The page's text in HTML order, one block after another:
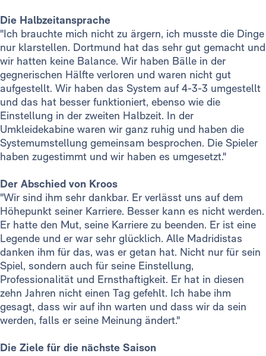
Die Halbzeitansprache
"Ich brauchte mich nicht zu ärgern, ich musste die Dinge
nur klarstellen. Dortmund hat das sehr gut gemacht und
wir hatten keine Balance. Wir haben Bälle in der
gegnerischen Hälfte verloren und waren nicht gut
aufgestellt. Wir haben das System auf 4-3-3 umgestellt
und das hat besser funktioniert, ebenso wie die
Einstellung in der zweiten Halbzeit. In der
Umkleidekabine waren wir ganz ruhig und haben die
Systemumstellung gemeinsam besprochen. Die Spieler
haben zugestimmt und wir haben es umgesetzt."
Der Abschied von Kroos
"Wir sind ihm sehr dankbar. Er verlässt uns auf dem
Höhepunkt seiner Karriere. Besser kann es nicht werden.
Er hatte den Mut, seine Karriere zu beenden. Er ist eine
Legende und er war sehr glücklich. Alle Madridistas
danken ihm für das, was er getan hat. Nicht nur für sein
Spiel, sondern auch für seine Einstellung,
Professionalität und Ernsthaftigkeit. Er hat in diesen
zehn Jahren nicht einen Tag gefehlt. Ich habe ihm
gesagt, dass wir auf ihn warten und dass wir da sein
werden, falls er seine Meinung ändert."
Die Ziele für die nächste Saison